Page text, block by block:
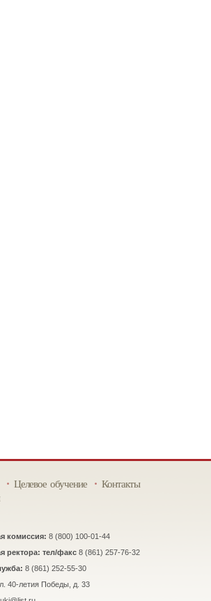
Целевое обучение Контакты
комиссия: 8 (800) 100-01-44
ректора: тел/факс 8 (861) 257-76-32
8 (861) 252-55-30
40-летия Победы, д. 33